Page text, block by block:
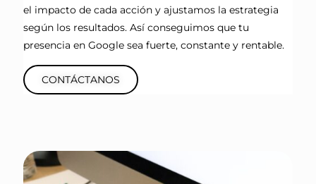
el impacto de cada acción y ajustamos la estrategia
según los resultados. Así conseguimos que tu
presencia en Google sea fuerte, constante y rentable.
CONTÁCTANOS